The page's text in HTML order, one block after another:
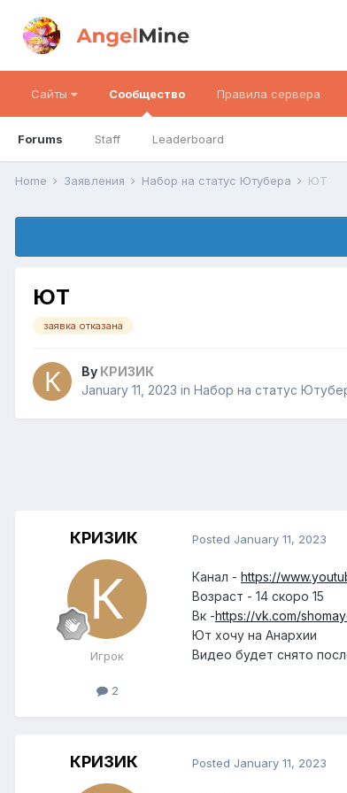
Сайты Сообщество
Forums Staff Leaderboard
Правила сервера
Home Заявления Набор на статус Ютубера ЮТ
ЮТ
заявка отказана
By КРИЗИК
January 11, 2023 in Набор на статус
КРИЗИК
Игрок
2
Posted January 11, 2023
Канал - https://
Возраст - 14 скоро 15
Вк -https://vk.com/
Ют хочу на Анархии
Видео будет снято
КРИЗИК Posted January 11, 2023